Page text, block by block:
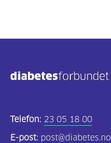
Telefon: 23 05 18 00
E-post: post@diabetes.no